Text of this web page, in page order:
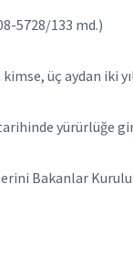
5728/133 md.)
üç aydan iki
yürürlüğe
Bakanlar